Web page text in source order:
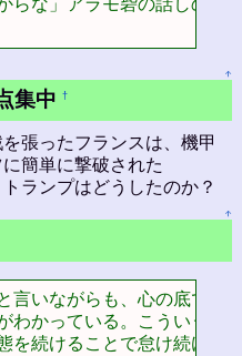
らな」アラモ砦の話しのあ
↑
集中 †
張ったフランスは、機甲
簡単に撃破された
ランプはどうしたのか？
↑
言いながらも、心の底では
わかっている。こういうの
を続けることで怠け続ける